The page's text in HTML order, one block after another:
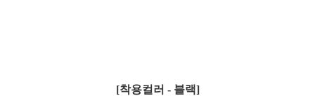
[착용컬러 - 블랙]